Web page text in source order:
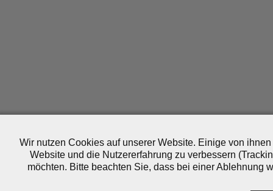
Wir nutzen Cookies auf unserer Website. Einige von
Website und die Nutzererfahrung zu verbessern
möchten. Bitte beachten Sie, dass bei einer Ablehnung